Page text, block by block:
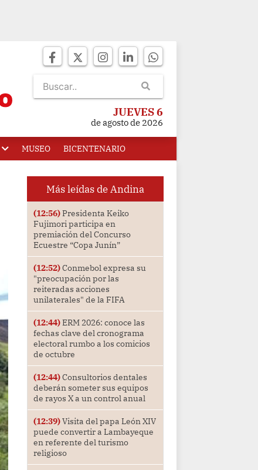
JUEVES 6
de agosto de 2026
MUSEO BICENTENARIO
Más leídas de Andina
(12:56)Presidenta Keiko
Fujimori participa en
premiación del Concurso
Ecuestre “Copa Junín”
(12:52)Conmebol expresa su
"preocupación por las
reiteradas acciones
unilaterales" de la FIFA
(12:44)ERM 2026: conoce las
fechas clave del cronograma
electoral rumbo a los comicios
de octubre
(12:44)Consultorios dentales
deberán someter sus equipos
de rayos X a un control anual
(12:39)Visita del papa León XIV
puede convertir a Lambayeque
en referente del turismo
religioso